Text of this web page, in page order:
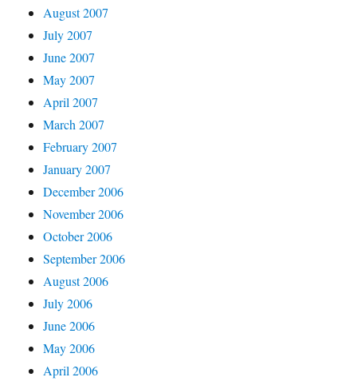
August 2007
July 2007
June 2007
May 2007
April 2007
March 2007
February 2007
January 2007
December 2006
November 2006
October 2006
September 2006
August 2006
July 2006
June 2006
May 2006
April 2006